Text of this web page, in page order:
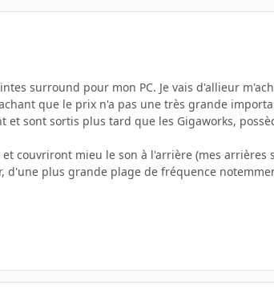
surround pour mon PC. Je vais d'allieur
que le prix n'a pas une très grande
et sont sortis plus tard que les Gigaworks,
couvriront mieu le son à l'arrière (mes
plus grande plage de fréquence